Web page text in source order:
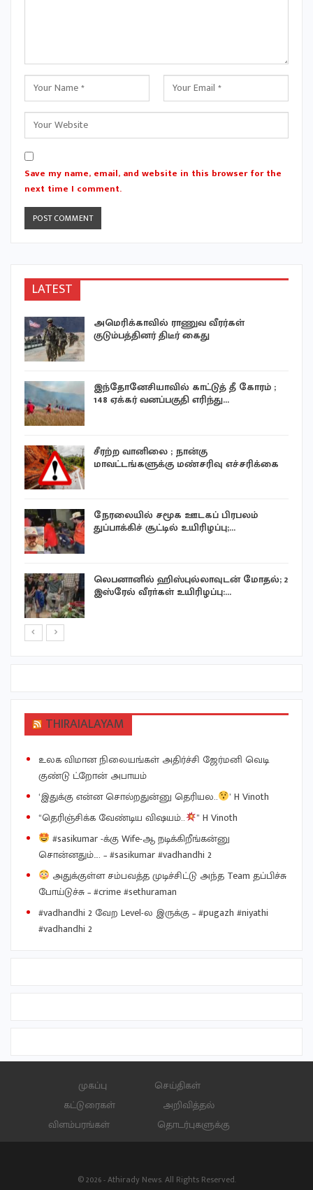
Save my name, email, and website in this browser for the
next time I comment.
LATEST
அமெரிக்காவில் ராணுவ வீரர்கள்
குடும்பத்தினர் திடீர் கைது
இந்தோனேசியாவில் காட்டுத் தீ கோரம் ;
148 ஏக்கர் வனப்பகுதி எரிந்து…
சீரற்ற வானிலை ; நான்கு
மாவட்டங்களுக்கு மண்சரிவு எச்சரிக்கை
நேரலையில் சமூக ஊடகப் பிரபலம்
துப்பாக்கிச் சூட்டில் உயிரிழப்பு;…
லெபனானில் ஹிஸ்புல்லாவுடன் மோதல்; 2
இஸ்ரேல் வீரா்கள் உயிரிழப்பு:…
THIRAIALAYAM
உலக விமான நிலையங்கள் அதிர்ச்சி ஜேர்மனி வெடி
குண்டு ட்றோன் அபாயம்
‘இதுக்கு என்ன சொல்றதுன்னு தெரியல..
’ H Vinoth
“தெரிஞ்சிக்க வேண்டிய விஷயம்..
” H Vinoth
#sasikumar -க்கு Wife-ஆ நடிக்கிறீங்கன்னு
சொன்னதும்…. – #sasikumar #vadhandhi 2
அதுக்குள்ள சம்பவத்த முடிச்சிட்டு அந்த Team தப்பிச்சு
போய்டுச்சு – #crime #sethuraman
#vadhandhi 2 வேற Level-ல இருக்கு – #pugazh #niyathi
#vadhandhi 2
முகப்பு
செய்திகள்
கட்டுரைகள்
அறிவித்தல்
விளம்பரங்கள்
தொடர்புகளுக்கு
© 2026 - Athirady News. All Rights Reserved.